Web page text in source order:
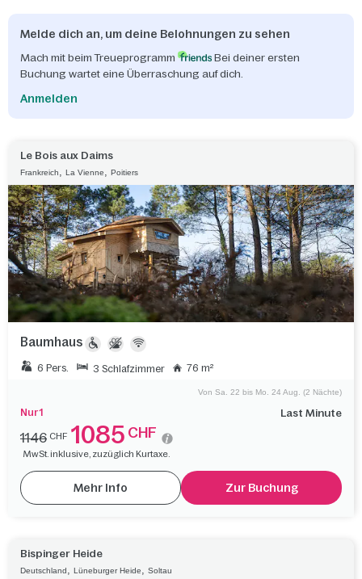
Melde dich an, um deine Belohnungen zu sehen
Mach mit beim Treueprogramm
Bei deiner ersten
Buchung wartet eine Überraschung auf dich.
Anmelden
Le Bois aux Daims
Frankreich, La Vienne, Poitiers
Baumhaus
6 Pers. 3 Schlafzimmer 76 m²
Nur 1 Last Minute
Von Sa. 22 bis Mo. 24 Aug. (2 Nächte)
1146 CHF 1085 CHF
MwSt. inklusive, zuzüglich Kurtaxe.
Mehr Info Zur Buchung
Bispinger Heide
Deutschland, Lüneburger Heide, Soltau